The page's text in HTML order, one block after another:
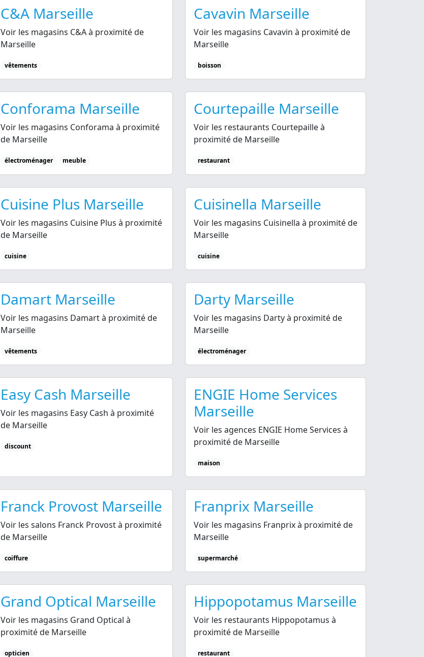
C&A Marseille
Voir les magasins C&A à proximité de
Marseille
vêtements
Cavavin Marseille
Voir les magasins Cavavin à proximité de
Marseille
boisson
Conforama Marseille
Voir les magasins Conforama à proximité
de Marseille
électroménager meuble
Courtepaille Marseille
Voir les restaurants Courtepaille à
proximité de Marseille
restaurant
Cuisine Plus Marseille
Voir les magasins Cuisine Plus à proximité
de Marseille
cuisine
Cuisinella Marseille
Voir les magasins Cuisinella à proximité de
Marseille
cuisine
Damart Marseille
Voir les magasins Damart à proximité de
Marseille
vêtements
Darty Marseille
Voir les magasins Darty à proximité de
Marseille
électroménager
Easy Cash Marseille
Voir les magasins Easy Cash à proximité
de Marseille
discount
ENGIE Home Services
Marseille
Voir les agences ENGIE Home Services à
proximité de Marseille
maison
Franck Provost Marseille
Voir les salons Franck Provost à proximité
de Marseille
coiffure
Franprix Marseille
Voir les magasins Franprix à proximité de
Marseille
supermarché
Grand Optical Marseille
Voir les magasins Grand Optical à
proximité de Marseille
opticien
Hippopotamus Marseille
Voir les restaurants Hippopotamus à
proximité de Marseille
restaurant